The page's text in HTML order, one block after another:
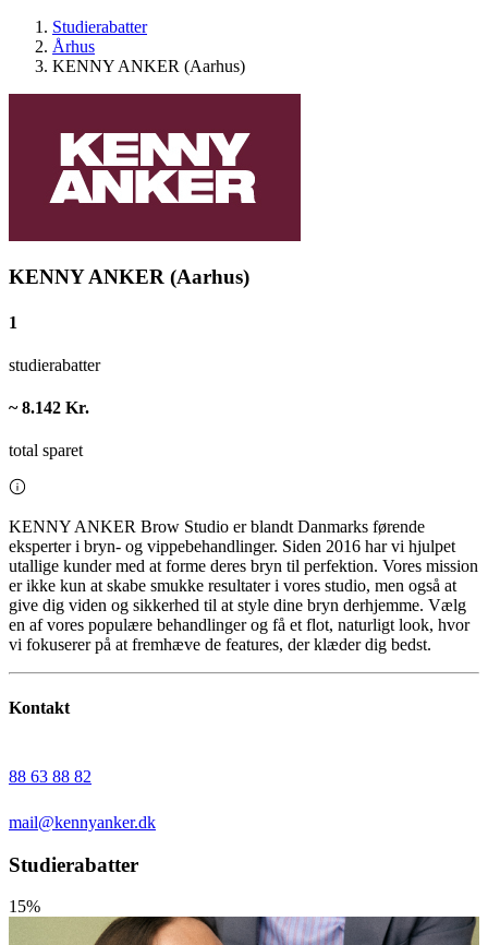
Studierabatter
Århus
KENNY ANKER (Aarhus)
KENNY ANKER (Aarhus)
1
studierabatter
~ 8.142 Kr.
total sparet
KENNY ANKER Brow Studio er blandt Danmarks førende
eksperter i bryn- og vippebehandlinger. Siden 2016 har vi hjulpet
utallige kunder med at forme deres bryn til perfektion. Vores mission
er ikke kun at skabe smukke resultater i vores studio, men også at
give dig viden og sikkerhed til at style dine bryn derhjemme. Vælg
en af vores populære behandlinger og få et flot, naturligt look, hvor
vi fokuserer på at fremhæve de features, der klæder dig bedst.
Kontakt
88 63 88 82
mail@kennyanker.dk
Studierabatter
15%